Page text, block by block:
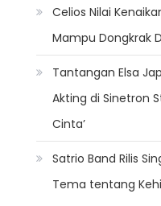
Celios Nilai
Mampu Dongkrak
Tantangan Elsa
Akting di Sinetron
Cinta’
Satrio Band Rilis
Tema tentang